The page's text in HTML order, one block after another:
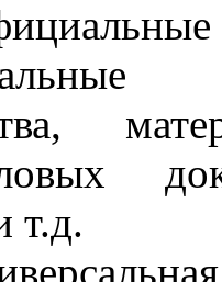
т.д.